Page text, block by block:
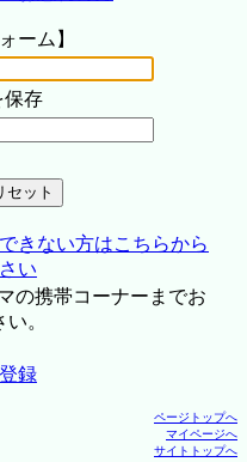
ーム】
保存
きない方はこちらから
い
の携帯コーナーまでお
。
録
ページトップへ
マイページへ
サイトトップへ